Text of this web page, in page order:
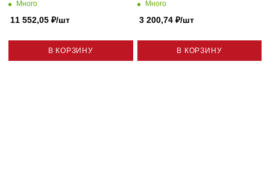
Много
11 552,05 ₽/шт
В КОРЗИНУ
Много
3 200,74₽/шт
В КОРЗИНУ